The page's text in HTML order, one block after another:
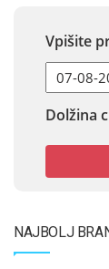
Vpišite
Dolžina
NAJBOLJ